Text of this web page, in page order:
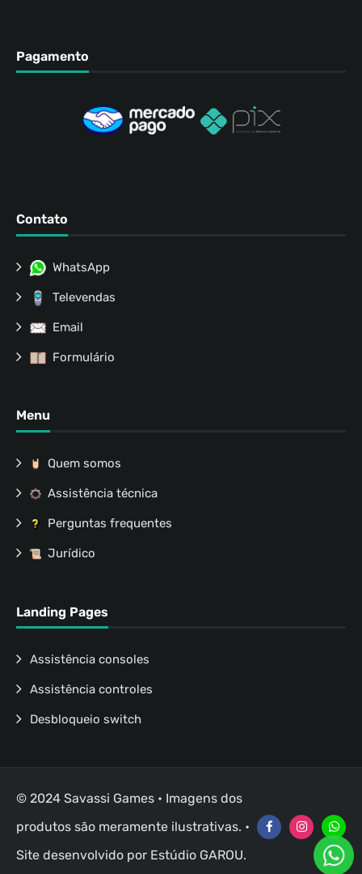
Pagamento
Contato
WhatsApp
Televendas
Email
Formulário
Menu
Quem somos
Assistência técnica
Perguntas frequentes
Jurídico
Landing Pages
Assistência consoles
Assistência controles
Desbloqueio switch
© 2024 Savassi Games • Imagens dos
produtos são meramente ilustrativas. •
Site desenvolvido por Estúdio GAROU.